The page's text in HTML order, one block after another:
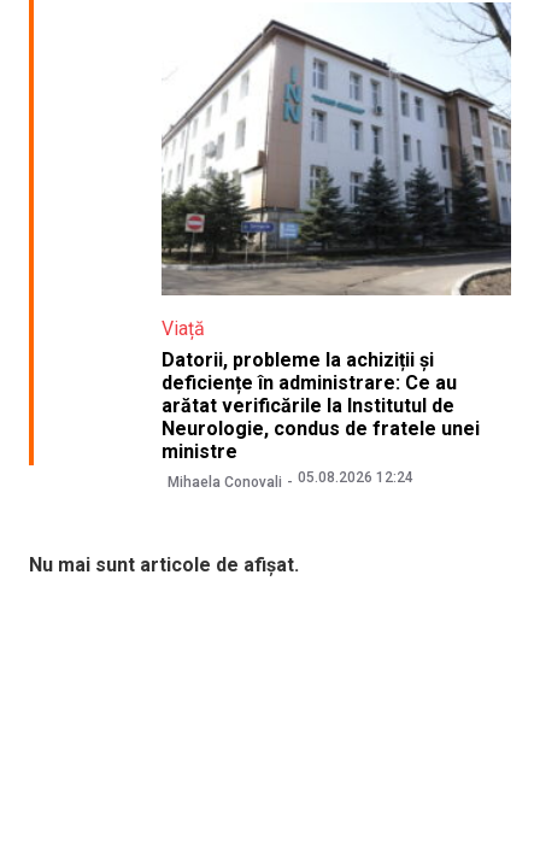
Viață
Datorii, probleme la achiziții și
deficiențe în administrare: Ce au
arătat verificările la Institutul de
Neurologie, condus de fratele unei
ministre
Mihaela Conovali 05.08.2026 12:24
Nu mai sunt articole de afișat.